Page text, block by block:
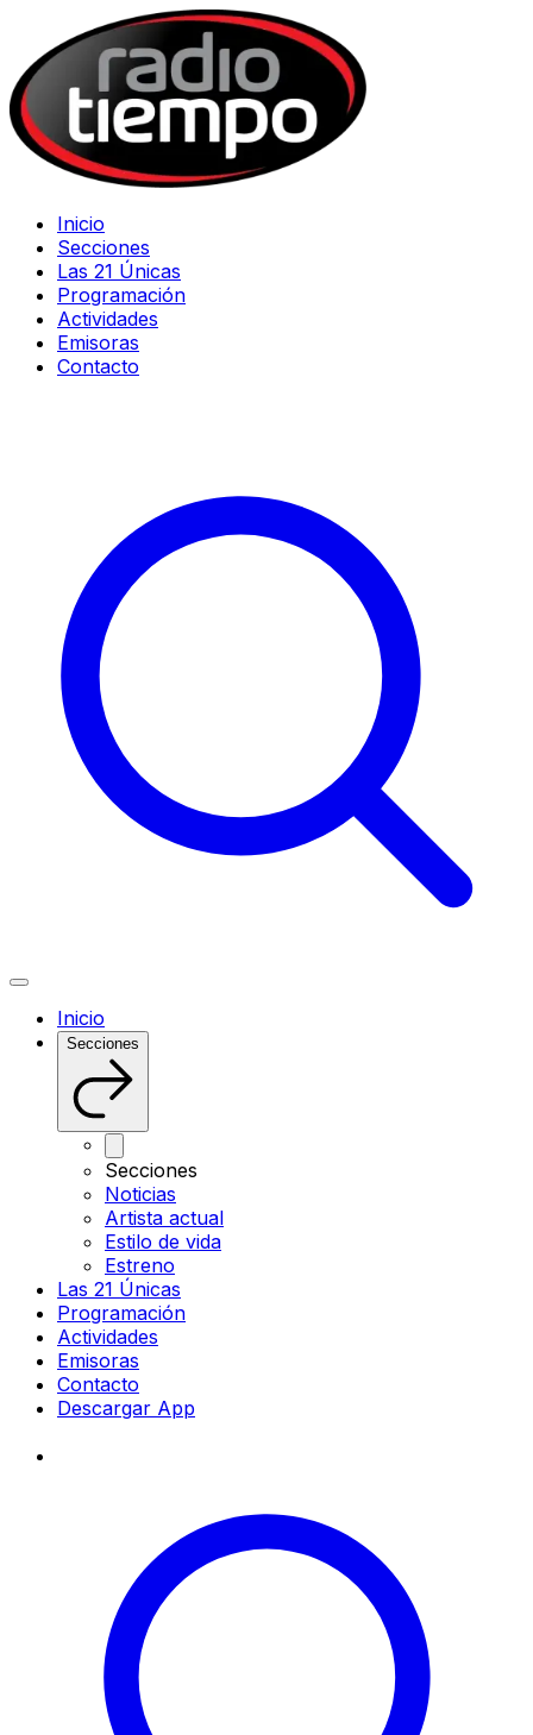
Inicio
Secciones
Las 21 Únicas
Programación
Actividades
Emisoras
Contacto
Inicio
Secciones
Secciones
Noticias
Artista actual
Estilo de vida
Estreno
Las 21 Únicas
Programación
Actividades
Emisoras
Contacto
Descargar App